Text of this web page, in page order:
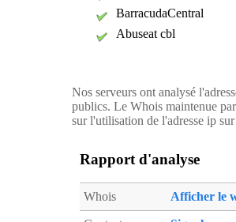
BarracudaCentral
Abuseat cbl
Nos serveurs ont analysé
publics. Le Whois maintenue
sur l'utilisation de l'adresse ip
Rapport d'analyse
Whois Afficher le